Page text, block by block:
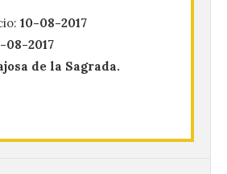
10-08-2017
08-2017
de la Sagrada.
de
Sacra
de Música